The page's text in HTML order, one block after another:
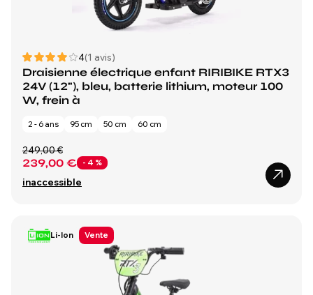
4(1 avis)
Draisienne électrique enfant RIRIBIKE RTX3
24V (12"), bleu, batterie lithium, moteur 100
W, frein à
2 - 6 ans 95 cm 50 cm 60 cm
239,00 € - 4 %
249,00 €
inaccessible
Li-Ion Vente